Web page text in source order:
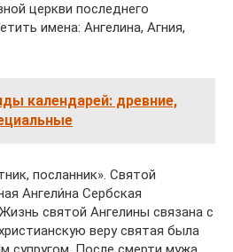
церкви последнего
имена: Ангелина, Агния,
календарей: древние,
посланник». Святой
Ангели́на Сербская
святой Ангелины связана с
веру святая была